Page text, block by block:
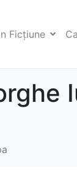
Ficţiune